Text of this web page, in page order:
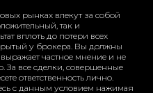
рынках влекут за собой
так и
вплоть до потери всех
у брокера. Вы должны
частное мнение и не
За все сделки, совершенные
ответственность лично.
с данным условием нажимая